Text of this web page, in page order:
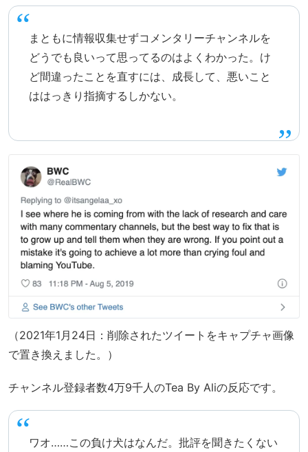
まともに情報収集せずコメンタリーチャンネルを
どうでも良いって思ってるのはよくわかった。け
ど間違ったことを直すには、成長して、悪いこと
ははっきり指摘するしかない。
（2021年1月24日：削除されたツイートをキャプチャ画像
で置き換えました。）
チャンネル登録者数4万9千人のTea By Aliの反応です。
ワオ……この負け犬はなんだ。批評を聞きたくない